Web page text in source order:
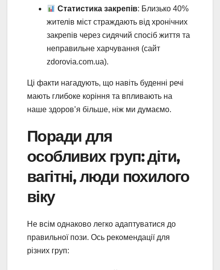
Статистика закрепів: Близько 40%
жителів міст страждають від хронічних
закрепів через сидячий спосіб життя та
неправильне харчування (сайт
zdorovia.com.ua).
Ці факти нагадують, що навіть буденні речі
мають глибоке коріння та впливають на
наше здоров’я більше, ніж ми думаємо.
Поради для
особливих груп: діти,
вагітні, люди похилого
віку
Не всім однаково легко адаптуватися до
правильної пози. Ось рекомендації для
різних груп: